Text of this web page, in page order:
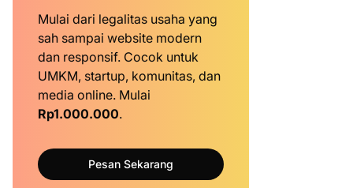
Mulai dari legalitas usaha yang
sah sampai website modern
dan responsif. Cocok untuk
UMKM, startup, komunitas, dan
media online. Mulai
Rp1.000.000.
Pesan Sekarang